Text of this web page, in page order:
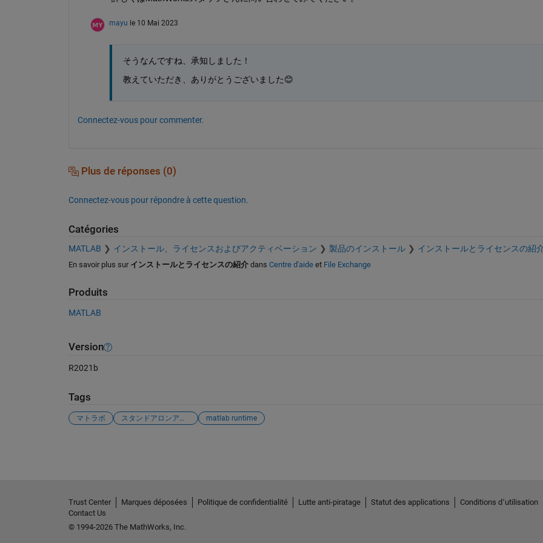
mayu le 10 Mai 2023
そうなんですね、承知しました！
教えていただき、ありがとうございました😊
Connectez-vous pour commenter.
Plus de réponses (0)
Connectez-vous pour répondre à cette question.
Catégories
MATLAB インストール、ライセンスおよびアクティベーション 製品のインストール インストールとライセンスの紹
En savoir plus sur インストールとライセンスの紹介dans Centre d'aideet File Exchange
Produits
MATLAB
Version
R2021b
Tags
マトラボ スタンドアロンアプリ matlab runtime
Trust Center Marques déposées Politique de confidentialité Lutte anti-piratage Statut des applications
Conditions d՚utilisation
Contact Us
© 1994-2026 The MathWorks, Inc.